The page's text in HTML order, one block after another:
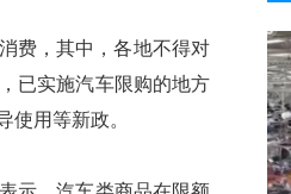
费，其中，各地不得对
已实施汽车限购的地方
用等新政。